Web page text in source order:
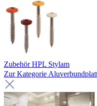
Zubehör HPL Stylam
Zur Kategorie